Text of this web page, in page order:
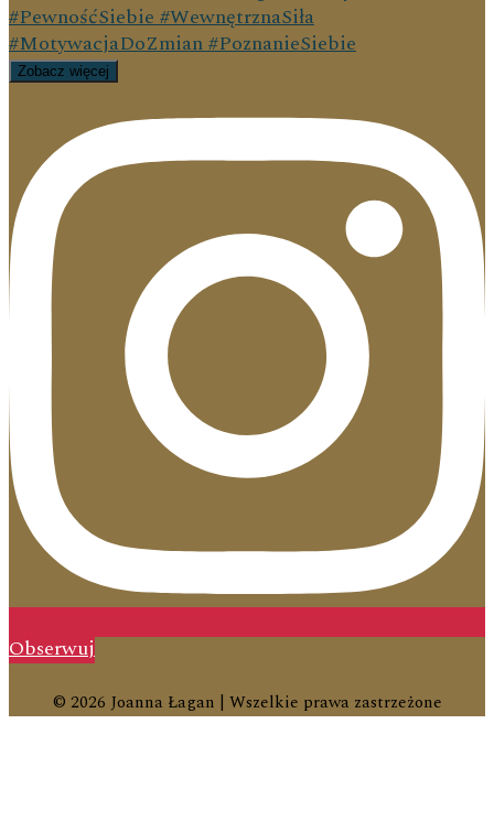
Zobacz więcej
Obserwuj
© 2026 Joanna Łagan | Wszelkie prawa zastrzeżone